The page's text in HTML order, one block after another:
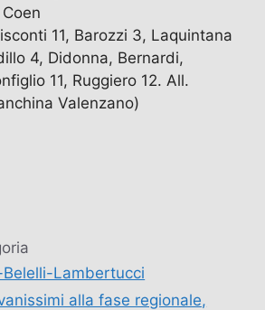
11, Barozzi 3, Laquintana
4, Didonna, Bernardi,
11, Ruggiero 12. All.
Valenzano)
Lambertucci
alla fase regionale,